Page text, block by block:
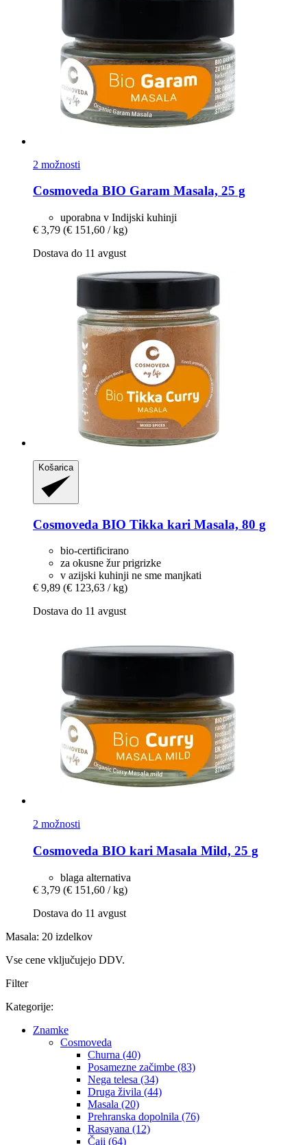
2 možnosti
Cosmoveda BIO Garam Masala, 25 g
uporabna v Indijski kuhinji
€ 3,79 (€ 151,60 / kg)
Dostava do 11 avgust
Košarica
Cosmoveda BIO Tikka kari Masala, 80 g
bio-certificirano
za okusne žur prigrizke
v azijski kuhinji ne sme manjkati
€ 9,89 (€ 123,63 / kg)
Dostava do 11 avgust
2 možnosti
Cosmoveda BIO kari Masala Mild, 25 g
blaga alternativa
€ 3,79 (€ 151,60 / kg)
Dostava do 11 avgust
Masala: 20 izdelkov
Vse cene vključujejo DDV.
Filter
Kategorije:
Znamke
Cosmoveda
Churna (40)
Posamezne začimbe (83)
Nega telesa (34)
Druga živila (44)
Masala (20)
Prehranska dopolnila (76)
Rasayana (12)
Čaji (64)